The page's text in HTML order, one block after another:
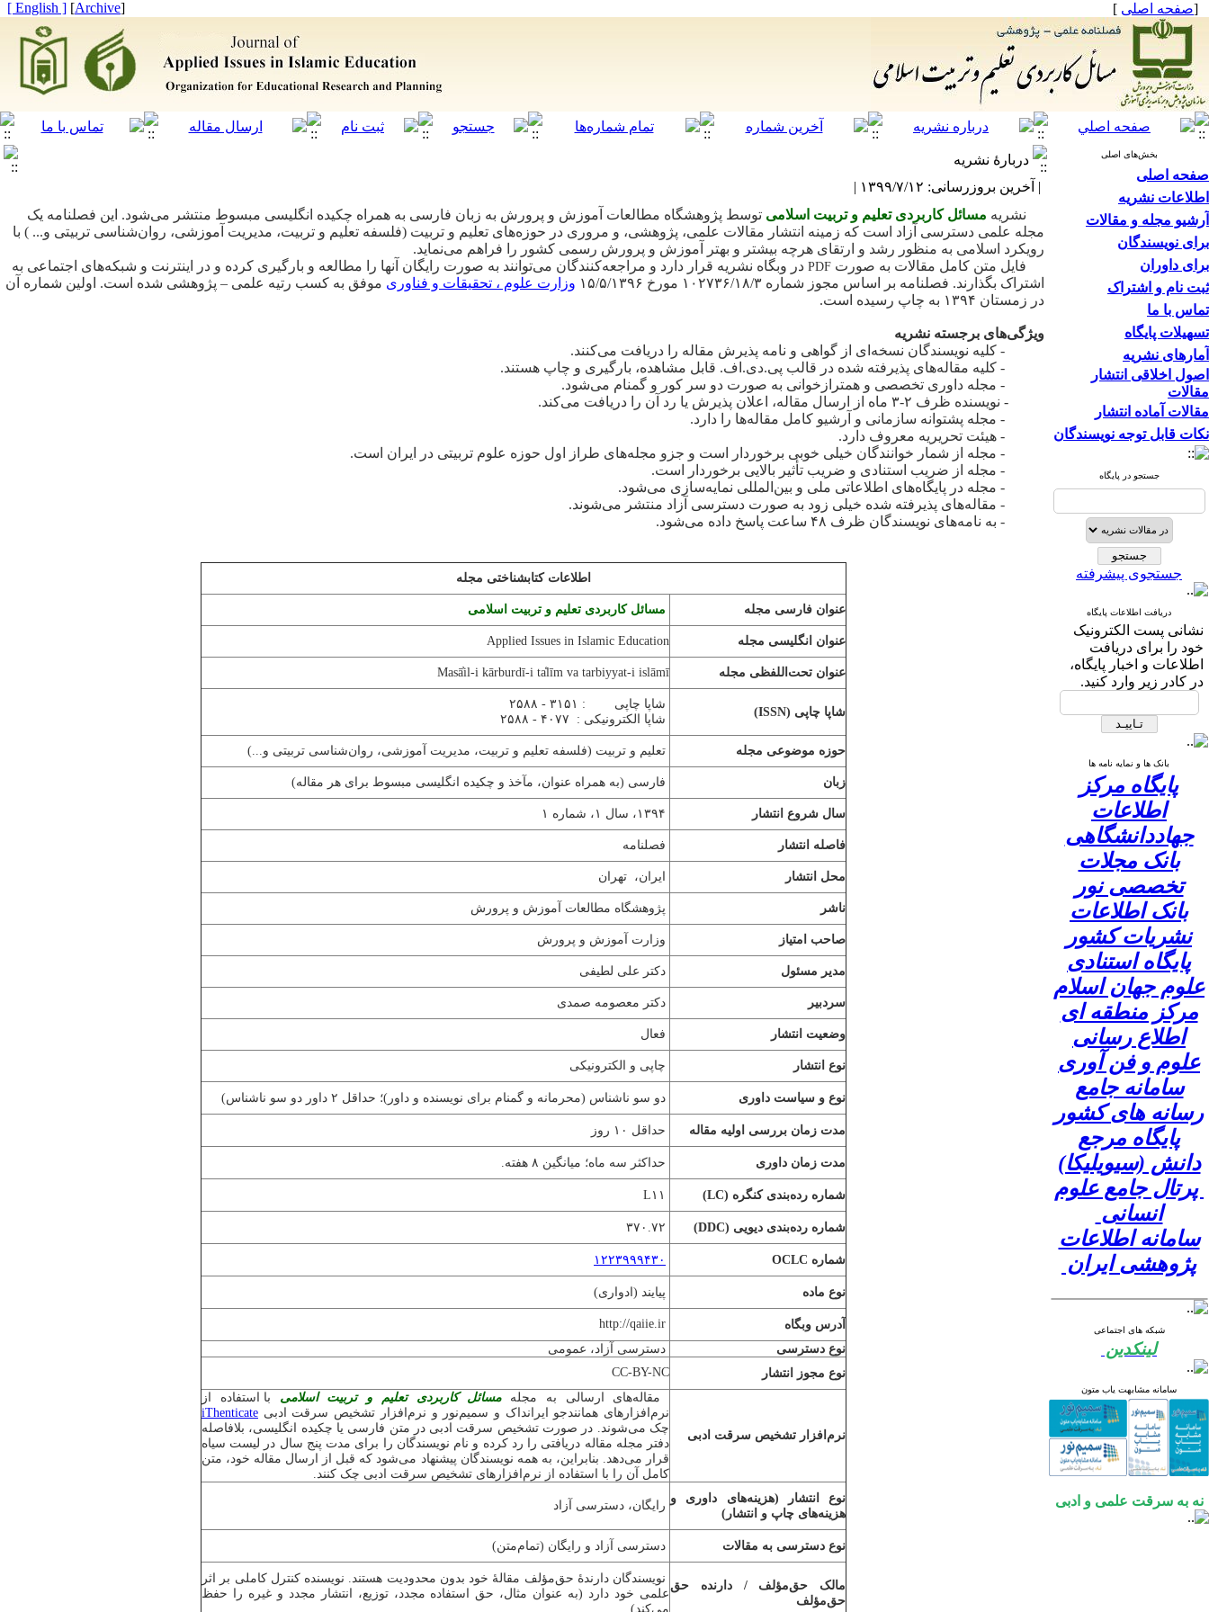
[صفحه اصلی ]
[
Archive
]
[ English ]
بخش‌های اصلی
صفحه اصلی
اطلاعات نشریه
آرشیو مجله و مقالات
برای نویسندگان
برای داوران
ثبت نام و اشتراک
تماس با ما
تسهیلات پایگاه
آمارهای نشریه
اصول اخلاقی انتشار
مقالات
مقالات آماده انتشار
نکات قابل توجه نویسندگان
جستجو در پایگاه
جستجوی پیشرفته
دریافت اطلاعات پایگاه
نشانی پست الکترونیک
خود را برای دریافت
اطلاعات و اخبار پایگاه،
در کادر زیر وارد کنید.
بانک ها و نمایه نامه ها
پایگاه مرکز
اطلاعات
جهاددانشگاهی
بانک مجلات
تخصصی نور
بانک اطلاعات
نشریات کشور
پایگاه استنادی
علوم جهان اسلام
مرکز منطقه ای
اطلاع رسانی
علوم و فن آوری
سامانه جامع
رسانه های کشور
پایگاه مرجع
دانش (سیویلیکا)
پرتال جامع علوم
انسانی
سامانه اطلاعات
پژوهشی ایران
شبکه های اجتماعی
لینکدین
سامانه مشابهت یاب متون
نه به سرقت علمی و ادبی
دربارۀ نشریه
| آخرین بروزرسانی: ۱۳۹۹/۷/۱۲ |
نشریه مسائل کاربردی تعلیم و تربیت اسلامی توسط پژوهشگاه مطالعات آموزش و پرورش به زبان فارسی به همراه چکیده انگلیسی مبسوط منتشر می‌شود. این فصلنامه یک
مجله علمی دسترسی آزاد است که زمینه انتشار مقالات علمی، پژوهشی، و مروری در حوزه‌های تعلیم و تربیت (فلسفه تعلیم و تربیت، مدیریت آموزشی، روان‌شناسی تربیتی و... ) با
رویکرد اسلامی به منظور رشد و ارتقای هرچه بیشتر و بهتر آموزش و پرورش رسمی کشور را فراهم می‌نماید.
فایل متن کامل مقالات به صورت PDF در وبگاه نشریه قرار دارد و مراجعه‌کنندگان می‌توانند به صورت رایگان آنها را مطالعه و بارگیری کرده و در اینترنت و شبکه‌های اجتماعی به
اشتراک بگذارند. فصلنامه بر اساس مجوز شماره ۱۰۲۷۳۶/۱۸/۳ مورخ ۱۵/۵/۱۳۹۶ وزارت علوم ، تحقیقات و فناوری موفق به کسب رتیه علمی – پژوهشی شده است. اولین شماره آن
در زمستان ۱۳۹۴ به چاپ رسیده است.
ویژگی‌های برجسته نشریه
- کلیه نویسندگان نسخه‌ای از گواهی و نامه پذیرش مقاله را دریافت می‌کنند.
- کلیه مقاله‌های پذیرفته شده در قالب پی.دی.اف. قابل مشاهده، بارگیری و چاپ هستند.
- مجله داوری تخصصی و همترازخوانی به صورت دو سر کور و گمنام می‌شود.
- نویسنده ظرف ۲-۳ ماه از ارسال مقاله، اعلان پذیرش یا رد آن را دریافت می‌کند.
- مجله پشتوانه سازمانی و آرشیو کامل مقاله‌‌ها را دارد.
- هیئت تحریریه معروف دارد.
- مجله از شمار خوانندگان خیلی خوبی برخوردار است و جزو مجله‌های طراز اول حوزه علوم تربیتی در ایران است.
- مجله از ضریب استنادی و ضریب تأثیر بالایی برخوردار است.
- مجله در پایگاه‌های اطلاعاتی ملی و بین‌المللی نمایه‌سازی می‌شود.
- مقاله‌های پذیرفته شده خیلی زود به صورت دسترسی آزاد منتشر می‌شوند.
- به نامه‌های نویسندگان ظرف ۴۸ ساعت پاسخ داده می‌شود.
اطلاعات کتابشناختی مجله
عنوان فارسی مجله مسائل کاربردی تعلیم و تربیت اسلامی
عنوان انگلیسی مجله Applied Issues in Islamic Education
عنوان تحت‌اللفظی مجله Masā̓il-i kārburdī-i ta̒līm va tarbiyyat-i islāmī
شاپا چاپی (ISSN
)
شاپا چاپی : ۳۱۵۱ - ۲۵۸۸
شاپا الکترونیکی : ۴۰۷۷ - ۲۵۸۸
حوزه موضوعی مجله تعلیم و تربیت (فلسفه تعلیم و تربیت، مدیریت آموزشی، روان‌شناسی تربیتی و...)
زبان فارسی (به همراه عنوان، مآخذ و چکیده انگلیسی مبسوط برای هر مقاله)
سال شروع انتشار
فاصله انتشار فصلنامه
محل انتشار ایران، تهران
ناشر پژوهشگاه مطالعات آموزش و پرورش
صاحب امتیاز وزارت آموزش و پرورش
مدیر مسئول دکتر علی لطیفی
سردبیر دکتر معصومه صمدی
وضعیت انتشار فعال
نوع انتشار چاپی و الکترونیکی
نوع و سیاست داوری دو سو ناشناس (محرمانه و گمنام برای نویسنده و داور)؛ حداقل ۲ داور دو سو ناشناس)
مدت زمان بررسی اولیه مقاله حداقل ۱۰ روز
مدت زمان داوری حداکثر سه ماه؛ میانگین ۸ هفته.
شماره رده‌بندی کنگره (LC
) L۱۱
شماره رده‌بندی دیویی (DDC
)
شماره OCLC ۱۲۲۳۹۹۹۴۳۰
نوع ماده پیایند (ادواری)
آدرس وبگاه
http://qaiie.ir
نوع دسترسی
دسترسی آزاد، عمومی
نوع مجوز انتشار
CC-BY-NC
نرم‌افزار تشخیص سرقت ادبی
مقاله‌های ارسالی به مجلهمسائل کاربردی تعلیم و تربیت اسلامی
با استفاده از
نرم‌افزارهای همانندجو ایرانداک و سمیم‌نور و نرم‌افزار تشخیص سرقت ادبی iThenticate
چک می‌شوند. در صورت تشخیص سرقت ادبی در متن فارسی یا چکیده انگلیسی، بلافاصله
دفتر مجله مقاله دریافتی را رد کرده و نام نویسندگان را برای مدت پنج سال در لیست سیاه
قرار می‌دهد. بنابراین، به همه نویسندگان پیشنهاد می‌شود که قبل از ارسال مقاله خود، متن
کامل آن را با استفاده از نرم‌افزارهای تشخیص سرقت ادبی چک کنند.
نوع انتشار (هزینه‌های داوری و
هزینه‌های چاپ و انتشار)
رایگان، دسترسی آزاد
نوع دسترسی به مقالات دسترسی آزاد و رایگان (تمام‌متن)
مالک حق‌مؤلف / دارنده حق
حق‌مؤلف
نویسندگان دارندۀ حق‌مؤلف مقالۀ خود بدون محدودیت هستند. نویسنده کنترل کاملی بر اثر
علمی خود دارد (به عنوان مثال، حق استفاده مجدد، توزیع، انتشار مجدد و غیره را حفظ
می‌کند).